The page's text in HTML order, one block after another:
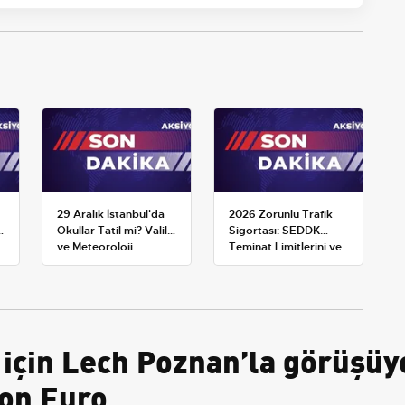
29 Aralık İstanbul'da
Okullar Tatil mi? Valilik
ve Meteoroloji
Açıklamaları
2026 Zorunlu Trafik
Sigortası: SEDDK
Teminat Limitlerini ve
Çoklu Araç Tarifesini
Lech Poznan’la
Euro